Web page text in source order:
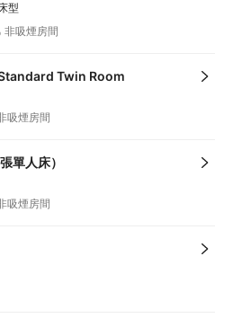
型
非吸煙房間
Twin Room
吸煙房間
單人床）
吸煙房間